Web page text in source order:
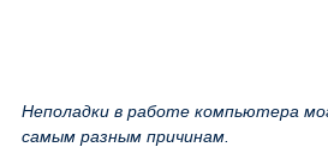
Неполадки в работе компьютера
самым разным причинам.